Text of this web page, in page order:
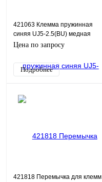
421063 Клемма пружинная
синяя UJ5-2.5(BU) медная
Цена по запросу
Подробнее
421818 Перемычка для клемм